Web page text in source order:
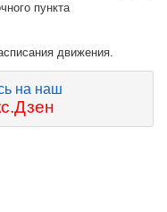
пункта
движения.
на наш